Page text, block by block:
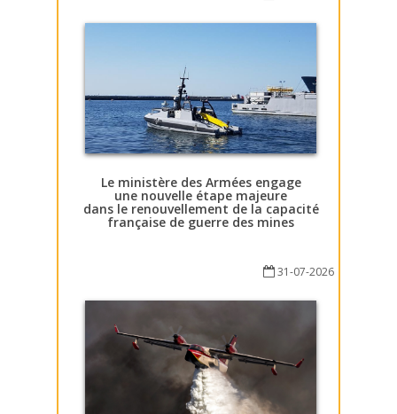
Le ministère des Armées engage
une nouvelle étape majeure
dans le renouvellement de la capacité
française de guerre des mines
31-07-2026